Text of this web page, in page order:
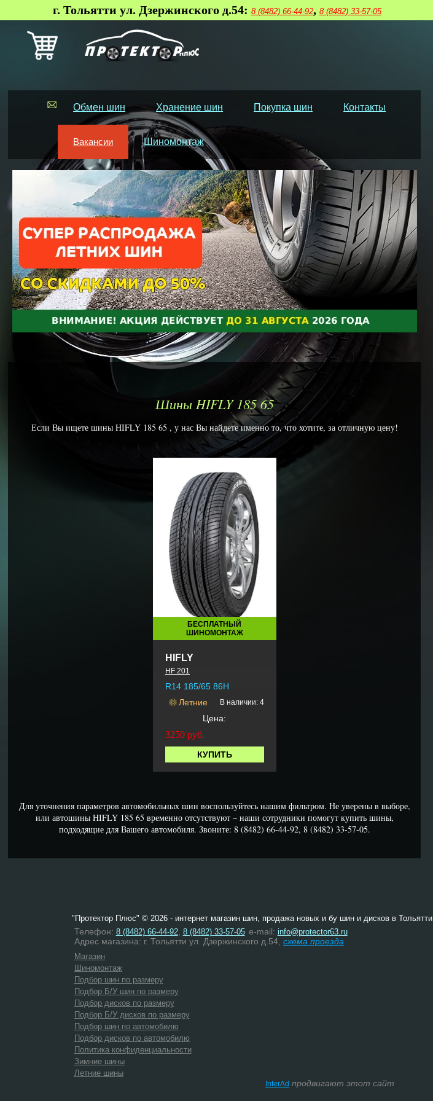
г. Тольятти ул. Дзержинского д.54: 8 (8482) 66-44-92, 8 (8482) 33-57-05
Обмен шин Хранение шин Покупка шин Контакты
Вакансии Шиномонтаж
Шины HIFLY 185 65
Если Вы ищете шины HIFLY 185 65 , у нас Вы найдете именно то, что хотите, за отличную цену!
БЕСПЛАТНЫЙ
ШИНОМОНТАЖ
HIFLY
HF 201
R14 185/65 86H
Летние
В наличии: 4
Цена:
3250 руб.
КУПИТЬ
Для уточнения параметров автомобильных шин воспользуйтесь нашим фильтром. Не уверены в выборе,
или автошины HIFLY 185 65 временно отсутствуют – наши сотрудники помогут купить шины,
подходящие для Вашего автомобиля. Звоните: 8 (8482) 66-44-92, 8 (8482) 33-57-05.
"Протектор Плюс" © 2026 - интернет магазин шин, продажа новых и бу шин и дисков в Тольятти
Телефон: 8 (8482) 66-44-92, 8 (8482) 33-57-05 e-mail: info@protector63.ru
Адрес магазина: г. Тольятти ул. Дзержинского д.54, схема проезда
Магазин
Шиномонтаж
Подбор шин по размеру
Подбор Б/У шин по размеру
Подбор дисков по размеру
Подбор Б/У дисков по размеру
Подбор шин по автомобилю
Подбор дисков по автомобилю
Политика конфиденциальности
Зимние шины
Летние шины
InterAd продвигают этот сайт